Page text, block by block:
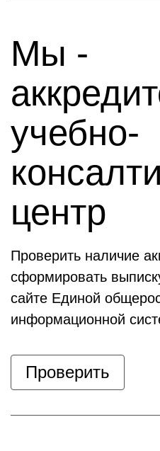
Мы -
учебно-
центр
Проверить наличие
сформировать
сайте Единой
информационной
Проверить